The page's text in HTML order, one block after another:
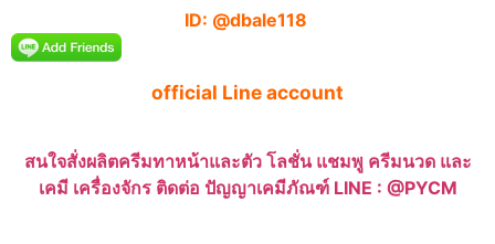
ID: @dbale118
official Line account
สนใจสั่งผลิตครีมทาหน้าและตัว โลชั่น แชมพู ครีมนวด และ
เคมี เครื่องจักร ติดต่อ ปัญญาเคมีภัณฑ์ LINE : @PYCM